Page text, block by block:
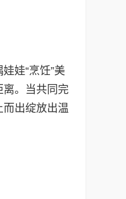
娃“烹饪”美
离。当共同完
出绽放出温